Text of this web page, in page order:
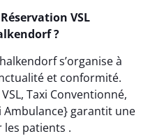
VSL
?
s’organise à
et conformité.
Taxi Conventionné,
Ambulance} garantit une
patients .